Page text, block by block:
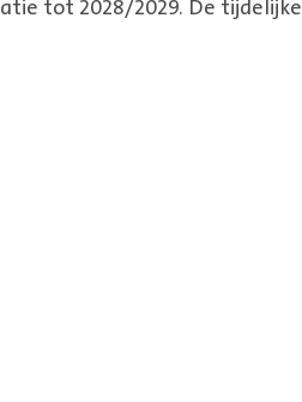
tot 2028/2029. De tijdelijke